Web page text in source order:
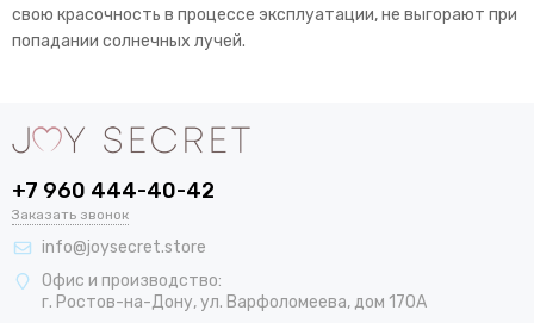
свою красочность в процессе эксплуатации, не выгорают при
попадании солнечных лучей.
+7 960 444-40-42
Заказать звонок
info@joysecret.store
Офис и производство:
г. Ростов-на-Дону, ул. Варфоломеева, дом 170А